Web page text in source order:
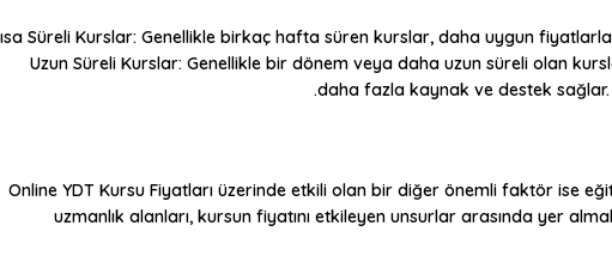
Süreli Kurslar: Genellikle birkaç hafta süren kurslar, daha uygun fiyatlarla
Uzun Süreli Kurslar: Genellikle bir dönem veya daha uzun süreli olan
daha fazla kaynak ve destek sağlar.
Online YDT Kursu Fiyatları üzerinde etkili olan bir diğer önemli faktör ise
uzmanlık alanları, kursun fiyatını etkileyen unsurlar arasında yer